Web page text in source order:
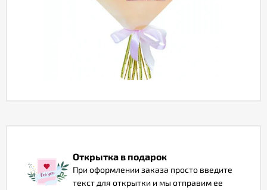
Открытка в подарок
При оформлении заказа просто введите
текст для открытки и мы отправим ее